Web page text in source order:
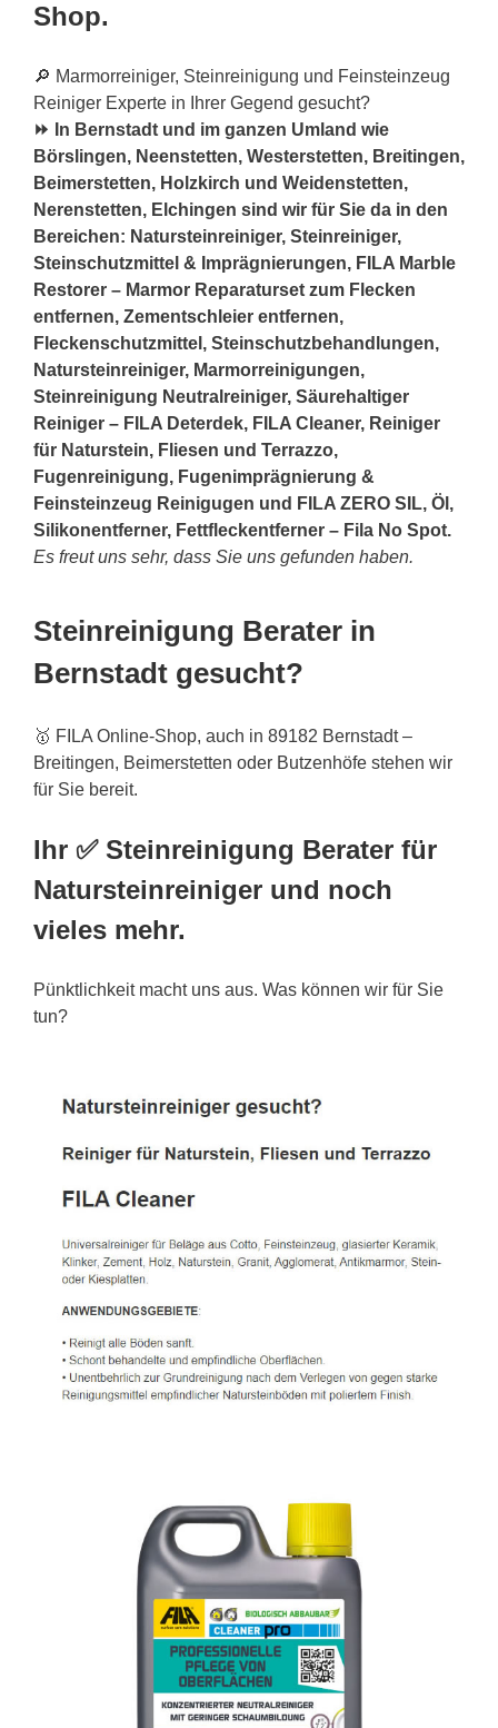
Shop.
🔎 Marmorreiniger, Steinreinigung und Feinsteinzeug
Reiniger Experte in Ihrer Gegend gesucht?
⏩ In Bernstadt und im ganzen Umland wie
Börslingen, Neenstetten, Westerstetten, Breitingen,
Beimerstetten, Holzkirch und Weidenstetten,
Nerenstetten, Elchingen sind wir für Sie da in den
Bereichen: Natursteinreiniger, Steinreiniger,
Steinschutzmittel & Imprägnierungen, FILA Marble
Restorer – Marmor Reparaturset zum Flecken
entfernen, Zementschleier entfernen,
Fleckenschutzmittel, Steinschutzbehandlungen,
Natursteinreiniger, Marmorreinigungen,
Steinreinigung Neutralreiniger, Säurehaltiger
Reiniger – FILA Deterdek, FILA Cleaner, Reiniger
für Naturstein, Fliesen und Terrazzo,
Fugenreinigung, Fugenimprägnierung &
Feinsteinzeug Reinigugen und FILA ZERO SIL, Öl,
Silikonentferner, Fettfleckentferner – Fila No Spot.
Es freut uns sehr, dass Sie uns gefunden haben.
Steinreinigung Berater in
Bernstadt gesucht?
🥇 FILA Online-Shop, auch in 89182 Bernstadt –
Breitingen, Beimerstetten oder Butzenhöfe stehen wir
für Sie bereit.
Ihr ✅ Steinreinigung Berater für
Natursteinreiniger und noch
vieles mehr.
Pünktlichkeit macht uns aus. Was können wir für Sie
tun?